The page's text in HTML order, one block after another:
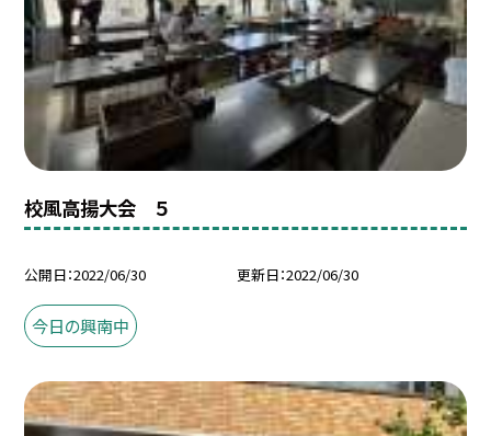
校風高揚大会 ５
公開日 2022/06/30 更新日 2022/06/30
今日の興南中